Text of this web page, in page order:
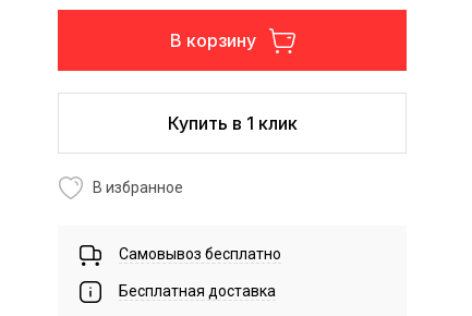
В корзину
Купить в 1 клик
В избранное
Самовывоз бесплатно
Бесплатная доставка